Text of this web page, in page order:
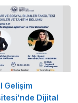
Gelişim
Dijital